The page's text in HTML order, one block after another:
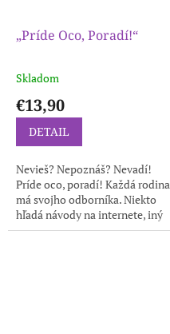
„Príde Oco, Poradí!“
Skladom
€13,90
DETAIL
Nevieš? Nepoznáš? Nevadí!
Príde oco, poradí! Každá rodina
má svojho odborníka. Niekto
hľadá návody na internete, iný
jednoducho zavolá ocovi. Toto